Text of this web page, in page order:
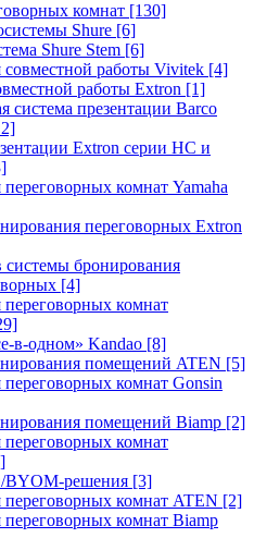
комнат [130]
Shure [6]
Shure Stem [6]
работы Vivitek [4]
работы Extron [1]
система презентации Barco
Extron серии HC и
комнат Yamaha
переговорных Extron
системы бронирования
[4]
комнат
в-одном» Kandao [8]
помещений ATEN [5]
комнат Gonsin
помещений Biamp [2]
комнат
решения [3]
комнат ATEN [2]
комнат Biamp